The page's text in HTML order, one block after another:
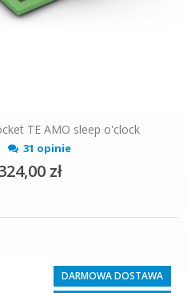
TE AMO sleep o'clock
31 opinie
zł
DARMOWA DOSTAWA